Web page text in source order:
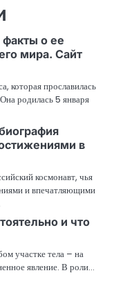
о ее
мира. Сайт
которая прославилась
родилась 5 января
в
космонавт, чья
и впечатляющими
и что
участке тела – на
явление. В роли…